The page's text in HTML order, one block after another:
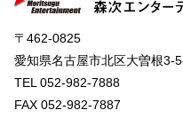
〒462-0825
愛知県名古屋市北区大曽根3-
TEL 052-982-7888
FAX 052-982-7887